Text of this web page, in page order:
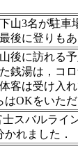
山3名が駐車
後に登りもあ
後に訪れる
銭湯は，コ
客は受け入
OKをいただ
スバルライ
れました．